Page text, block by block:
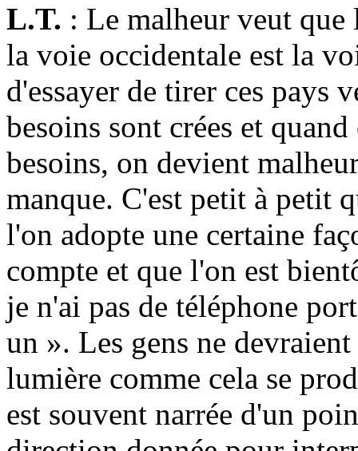
L.T. : Le malheur veut que
la voie occidentale est la
d'essayer de tirer ces pays
besoins sont crées et
besoins, on devient
manque. C'est petit à petit
l'on adopte une certaine
compte et que l'on est
je n'ai pas de téléphone
un ». Les gens ne devraient
lumière comme cela se
est souvent narrée d'un